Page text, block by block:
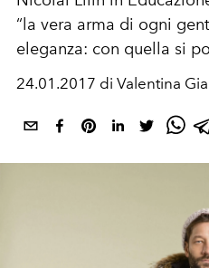
“la vera arma di ogni
eleganza: con quella si
24.01.2017 di Valentina